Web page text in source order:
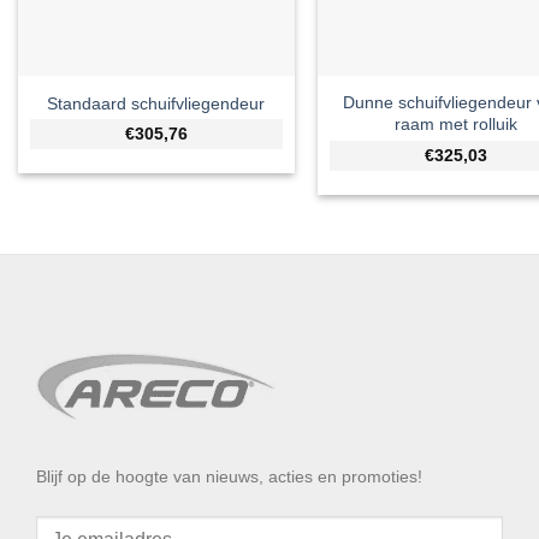
Standaard schuifvliegendeur
€305,76
Dunne schuifvliegendeur
raam met rolluik
€325,03
Blijf op de hoogte van nieuws, acties en promoties!